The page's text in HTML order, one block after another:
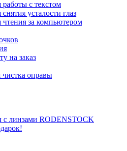
с текстом
усталости глаз
за компьютером
на заказ
чистка оправы
линзами RODENSTOCK